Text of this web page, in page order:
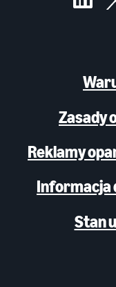
Zasady
Reklamy
Informacja
Stan